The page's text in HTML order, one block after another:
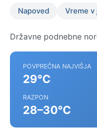
Napoved Vreme v
Državne podnebne
POVPREČNA NAJVIŠJA
29°C
RAZPON
28–30°C